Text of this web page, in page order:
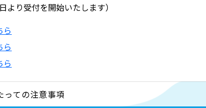
より受付を開始いたします）
ら
ら
ら
ての注意事項